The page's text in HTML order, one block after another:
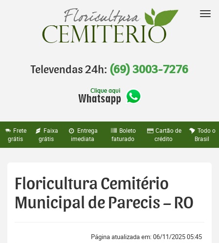
Televendas 24h: (69) 3003-7276
Frete
grátis
Faixa
grátis
Entrega
imediata
Boleto
faturado
Cartão de
crédito
Todo o
Brasil
Floricultura Cemitério
Municipal de Parecis – RO
Página atualizada em: 06/11/2025 05:45